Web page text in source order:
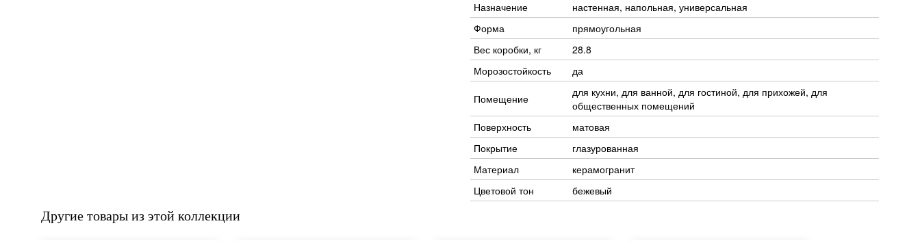
Назначение
настенная, напольная, универсальная
Форма
прямоугольная
Вес коробки, кг
28.8
Морозостойкость
да
Помещение
для кухни, для ванной, для гостиной, для прихожей, для
общественных помещений
Поверхность
матовая
Покрытие
глазурованная
Материал
керамогранит
Цветовой тон
бежевый
Другие товары из этой коллекции